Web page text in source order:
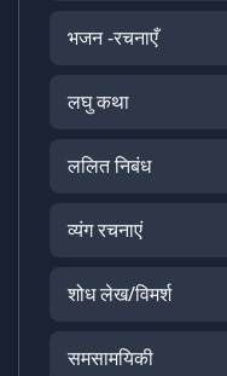
भजन -रचनाएँ
लघु कथा
ललित निबंध
व्यंग रचनाएं
शोध लेख/विमर्श
समसामयिकी